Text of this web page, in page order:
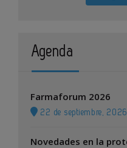
Agenda
Farmaforum 2026
22 de septiembre, 2026
Novedades en la